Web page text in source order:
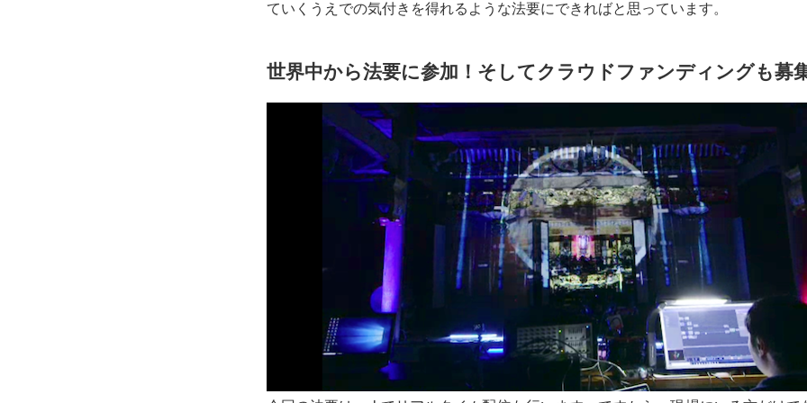
ていくうえでの気付きを得れるような法要にできればと思っています。
世界中から法要に参加！そしてクラウドファンディングも募